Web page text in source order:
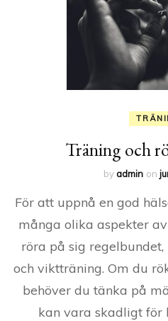
Träning och
byadmin on
För att uppnå en god
många olika aspekter
röra på sig
och viktträning. Om du
behöver du tänka på
kan vara skadligt för